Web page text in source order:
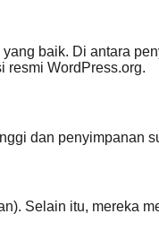
baik. Di antara
resmi WordPress.org.
dan penyimpanan
Selain itu, mereka